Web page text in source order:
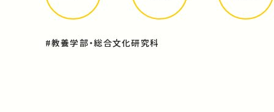
#教養学部・総合文化研究科